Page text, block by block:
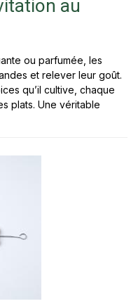
au
ou parfumée, les
et relever leur goût.
qu’il cultive, chaque
plats. Une véritable